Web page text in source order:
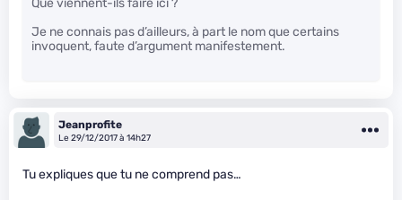
Que viennent-ils faire ici ?
Je ne connais pas d’ailleurs, à part le nom que certains
invoquent, faute d’argument manifestement.
Jeanprofite
Le 29/12/2017 à 14h27
Tu expliques que tu ne comprend pas…